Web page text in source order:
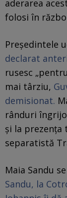
aderarea
folosi în
Președintele
declarat
rusesc
mai târziu,
demisionat.
rânduri
și la prezența
separatistă
Maia Sandu
Sandu, la